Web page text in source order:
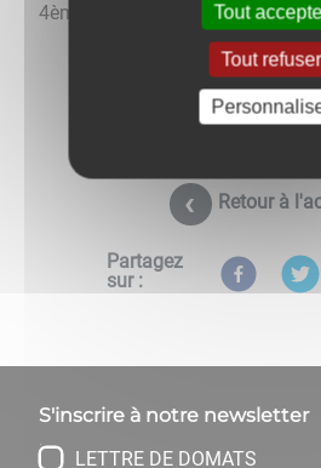
4ème prix : Amandine et
Retour à
Partagez
sur :
S'inscrire à notre newsletter
LETTRE DE DOMATS
Tout
Tout refuser